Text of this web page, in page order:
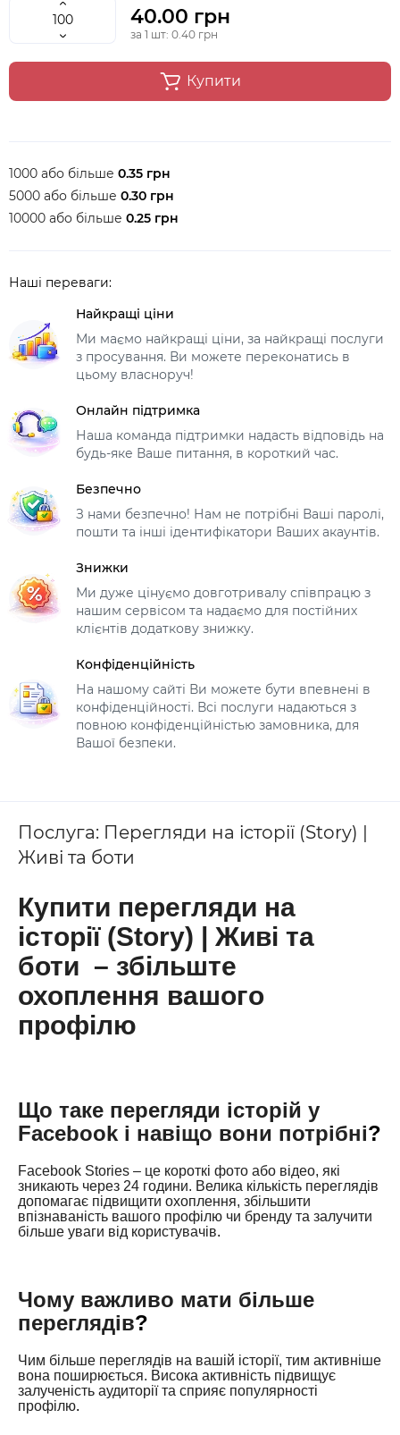
40.00 грн
за 1 шт: 0.40 грн
Купити
1000 або більше 0.35 грн
5000 або більше 0.30 грн
10000 або більше 0.25 грн
Наші переваги:
Найкращі ціни
Ми маємо найкращі ціни, за найкращі послуги
з просування. Ви можете переконатись в
цьому власноруч!
Онлайн підтримка
Наша команда підтримки надасть відповідь на
будь-яке Ваше питання, в короткий час.
Безпечно
З нами безпечно! Нам не потрібні Ваші паролі,
пошти та інші ідентифікатори Ваших акаунтів.
Знижки
Ми дуже цінуємо довготривалу співпрацю з
нашим сервісом та надаємо для постійних
клієнтів додаткову знижку.
Конфіденційність
На нашому сайті Ви можете бути впевнені в
конфіденційності. Всі послуги надаються з
повною конфіденційністью замовника, для
Вашої безпеки.
Послуга: Перегляди на історії (Story) |
Живі та боти
Купити перегляди на
історії (Story) | Живі та
боти – збільште
охоплення вашого
профілю
Що таке перегляди історій у
Facebook і навіщо вони потрібні?
Facebook Stories – це короткі фото або відео, які
зникають через 24 години. Велика кількість переглядів
допомагає підвищити охоплення, збільшити
впізнаваність вашого профілю чи бренду та залучити
більше уваги від користувачів.
Чому важливо мати більше
переглядів?
Чим більше переглядів на вашій історії, тим активніше
вона поширюється. Висока активність підвищує
залученість аудиторії та сприяє популярності
профілю.